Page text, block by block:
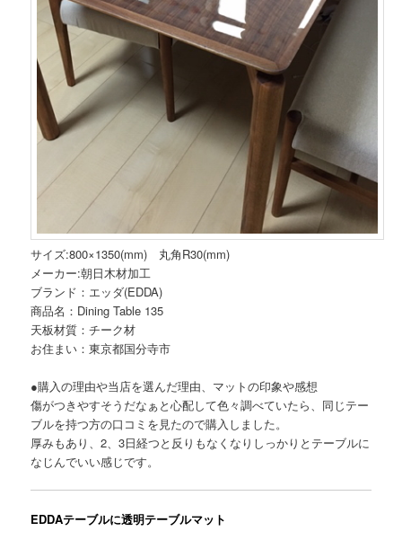
サイズ:800×1350(mm) 丸角R30(mm)
メーカー:朝日木材加工
ブランド：エッダ(EDDA)
商品名：Dining Table 135
天板材質：チーク材
お住まい：東京都国分寺市
●購入の理由や当店を選んだ理由、マットの印象や感想
傷がつきやすそうだなぁと心配して色々調べていたら、同じテー
ブルを持つ方の口コミを見たので購入しました。
厚みもあり、2、3日経つと反りもなくなりしっかりとテーブルに
なじんでいい感じです。
EDDAテーブルに透明テーブルマット